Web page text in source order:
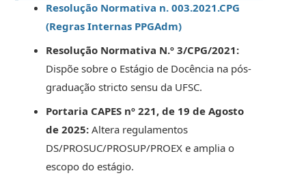
Resolução Normativa n. 003.2021.CPG
(Regras Internas PPGAdm)
Resolução Normativa N.º 3/CPG/2021:
Dispõe sobre o Estágio de Docência na pós-
graduação stricto sensu da UFSC.
Portaria CAPES nº 221, de 19 de Agosto
de 2025: Altera regulamentos
DS/PROSUC/PROSUP/PROEX e amplia o
escopo do estágio.